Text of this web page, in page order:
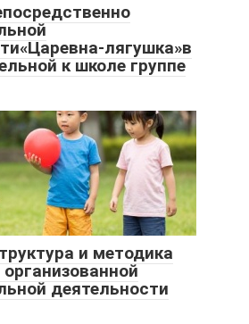
лягушка»в
к школе группе
и методика
деятельности